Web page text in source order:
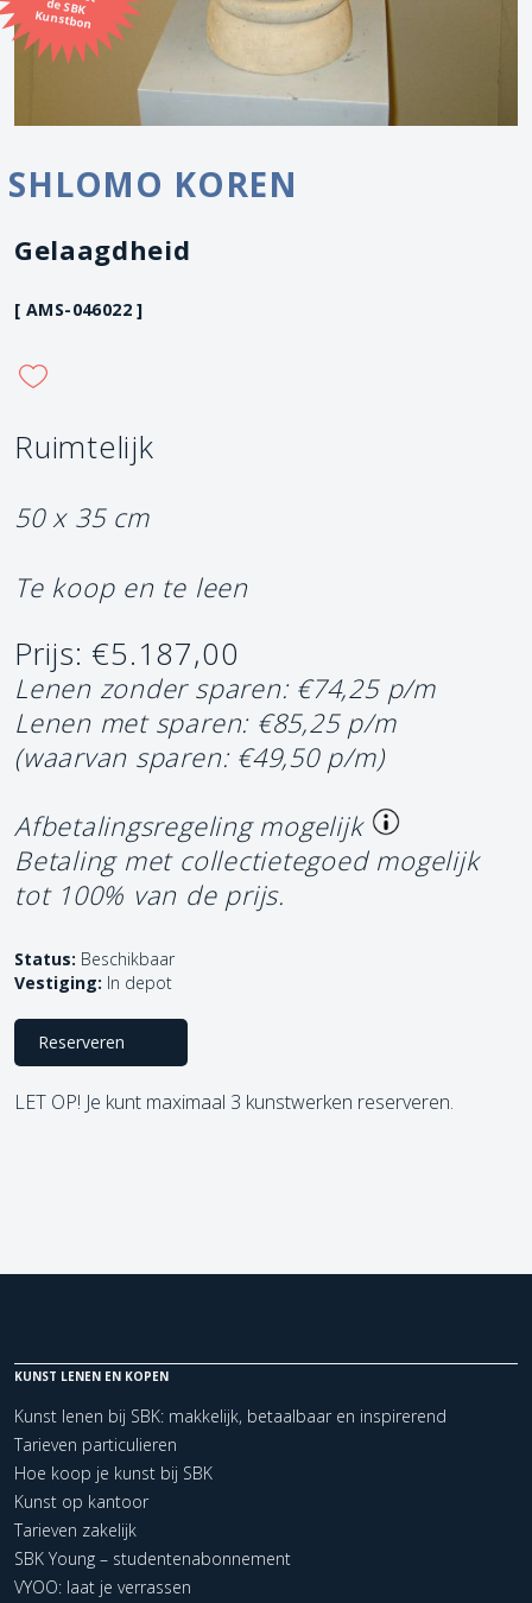
Kunstbon
SHLOMO KOREN
Gelaagdheid
[ AMS-046022 ]
Ruimtelijk
50 x 35 cm
Te koop en te leen
Prijs: €5.187,00
Lenen zonder sparen: €74,25 p/m
Lenen met sparen: €85,25 p/m
(waarvan sparen: €49,50 p/m)
Afbetalingsregeling mogelijk
Betaling met collectietegoed mogelijk
tot 100% van de prijs.
Status: Beschikbaar
Vestiging: In depot
Reserveren
LET OP! Je kunt maximaal 3 kunstwerken reserveren.
KUNST LENEN EN KOPEN
Kunst lenen bij SBK: makkelijk, betaalbaar en inspirerend
Tarieven particulieren
Hoe koop je kunst bij SBK
Kunst op kantoor
Tarieven zakelijk
SBK Young – studentenabonnement
VYOO: laat je verrassen